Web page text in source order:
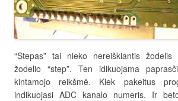
“Stepas” tai nieko nereiškiantis
žodelio “step”. Ten idikuojama
kintamojo reikšmė. Kiek pakeitus
indikuojasi ADC kanalo numeris. Ir